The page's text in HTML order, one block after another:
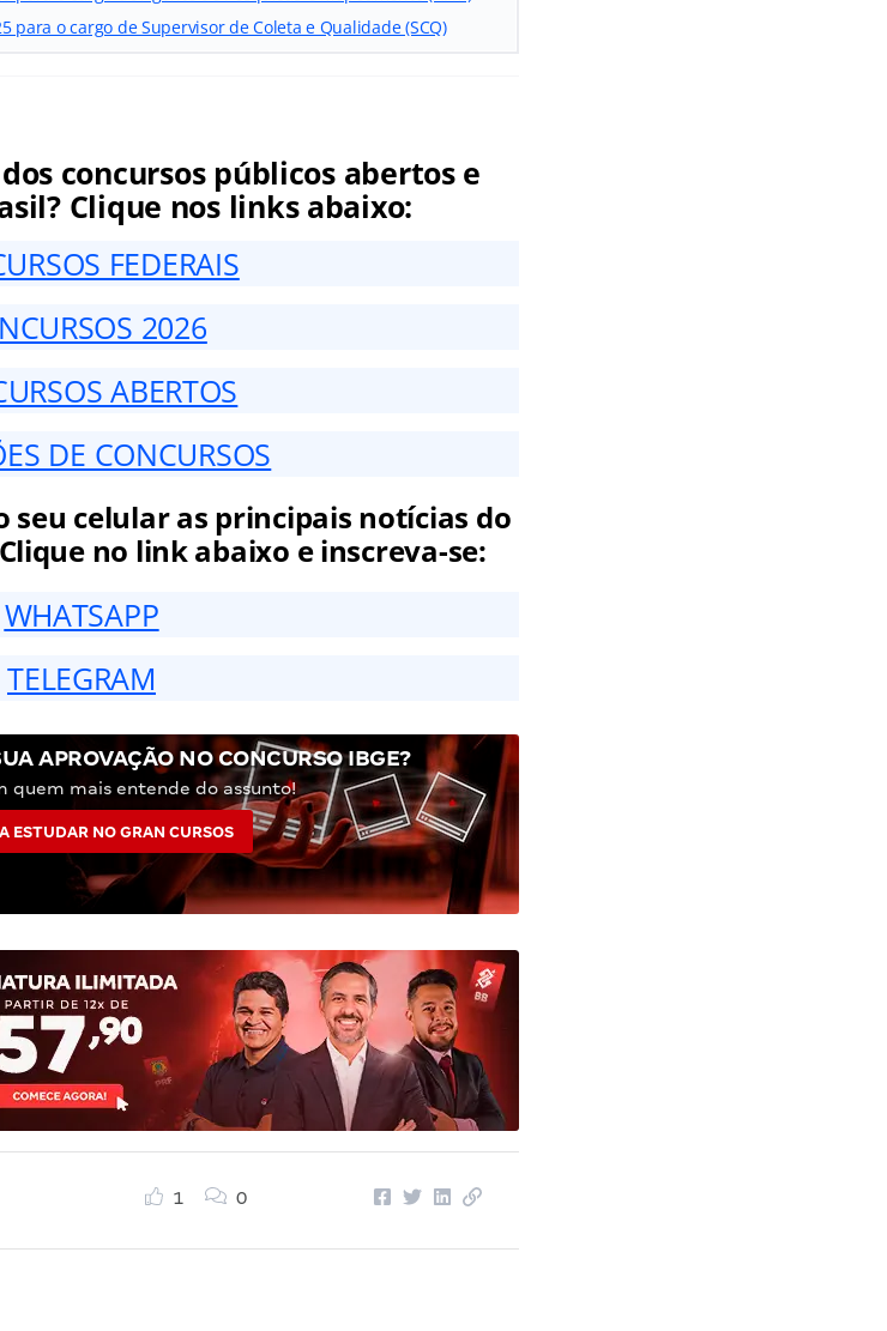
para o cargo de Supervisor de Coleta e Qualidade (SCQ)
concursos públicos abertos e
Clique nos links abaixo:
FEDERAIS
2026
ABERTOS
DE CONCURSOS
seu celular as principais notícias do
no link abaixo e inscreva-se:
WHATSAPP
TELEGRAM
APROVAÇÃO NO CONCURSO IBGE?
quem mais entende do assunto!
ESTUDAR NO GRAN CURSOS
1 0